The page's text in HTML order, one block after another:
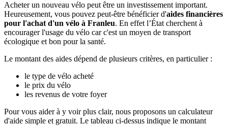
Acheter un nouveau vélo peut être un investissement important.
Heureusement, vous pouvez peut-être bénéficier d'aides financières
pour l'achat d'un vélo à Franleu. En effet l’État cherchent à
encourager l'usage du vélo car c'est un moyen de transport
écologique et bon pour la santé.
Le montant des aides dépend de plusieurs critères, en particulier :
le type de vélo acheté
le prix du vélo
les revenus de votre foyer
Pour vous aider à y voir plus clair, nous proposons un calculateur
d'aide simple et gratuit. Le tableau ci-dessus indique le montant